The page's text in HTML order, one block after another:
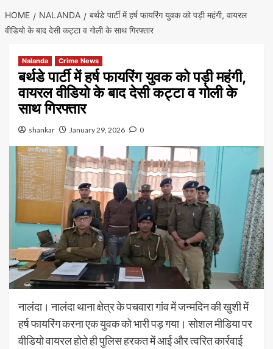
HOME NALANDA
बर्थडे पार्टी में हर्ष फायरिंग युवक को पड़ी महंगी, वायरल
वीडियो के बाद देसी कट्टा व गोली के साथ गिरफ्तार
Nalanda Crime News
बर्थडे पार्टी में हर्ष फायरिंग युवक को पड़ी महंगी,
वायरल वीडियो के बाद देसी कट्टा व गोली के
साथ गिरफ्तार
shankar January 29, 2026 0
नालंदा। नालंदा थाना क्षेत्र के पचवारा गांव में जन्मदिन की खुशी में
हर्ष फायरिंग करना एक युवक को भारी पड़ गया। सोशल मीडिया पर
वीडियो वायरल होते ही पुलिस हरकत में आई और त्वरित कार्रवाई